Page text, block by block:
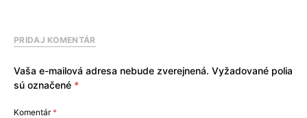
PRIDAJ KOMENTÁR
Vaša e-mailová adresa nebude zverejnená. Vyžadované polia
sú označené *
Komentár*